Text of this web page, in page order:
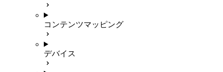
コンテンツマッピング
デバイス